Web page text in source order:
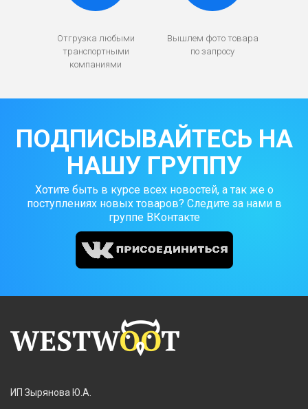
Отгрузка любыми
транспортными
компаниями
Вышлем фото товара
по запросу
ПОДПИСЫВАЙТЕСЬ НА
НАШУ ГРУППУ
Хотите быть в курсе всех новостей, а так же о
поступлениях новых товаров? Следите за нами в
группе ВКонтакте
ИП Зырянова Ю.А.